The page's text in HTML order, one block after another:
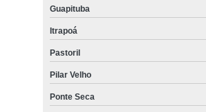
Guapituba
Itrapoá
Pastoril
Pilar Velho
Ponte Seca